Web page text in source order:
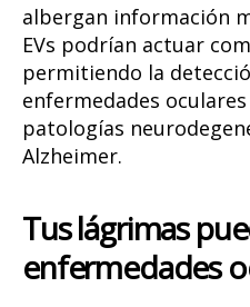
albergan información
EVs podrían actuar
permitiendo la
enfermedades
patologías
Alzheimer.
Tus lágrimas
enfermedades